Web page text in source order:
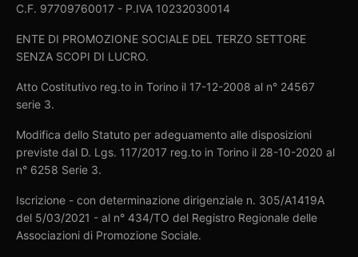
C.F. 97709760017 - P.IVA 10232030014
ENTE DI PROMOZIONE SOCIALE DEL TERZO SETTORE
SENZA SCOPI DI LUCRO.
Atto Costitutivo reg.to in Torino il 17-12-2008 al n° 24567
serie 3.
Modifica dello Statuto per adeguamento alle disposizioni
previste dal D. Lgs. 117/2017 reg.to in Torino il 28-10-2020 al
n° 6258 Serie 3.
Iscrizione - con determinazione dirigenziale n. 305/A1419A
del 5/03/2021 - al n° 434/TO del Registro Regionale delle
Associazioni di Promozione Sociale.